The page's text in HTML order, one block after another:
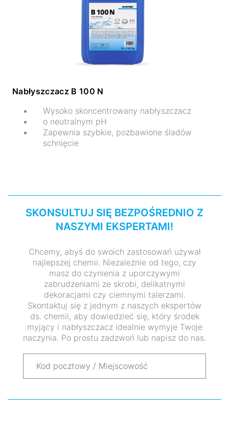
Nabłyszczacz B 100 N
Wysoko skoncentrowany nabłyszczacz
o neutralnym pH
Zapewnia szybkie, pozbawione śladów
schnięcie
SKONSULTUJ SIĘ BEZPOŚREDNIO Z
NASZYMI EKSPERTAMI!
Chcemy, abyś do swoich zastosowań używał
najlepszej chemii. Niezależnie od tego, czy
masz do czynienia z uporczywymi
zabrudzeniami ze skrobi, delikatnymi
dekoracjami czy ciemnymi talerzami.
Skontaktuj się z jednym z naszych ekspertów
ds. chemii, aby dowiedzieć się, który środek
myjący i nabłyszczacz idealnie wymyje Twoje
naczynia. Po prostu zadzwoń lub napisz do nas.